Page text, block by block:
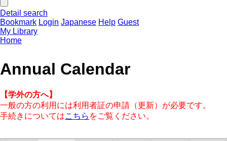
Detail search
Bookmark Login Japanese Help Guest
My Library
Home
Annual Calendar
【学外の方へ】
一般の方の利用には利用者証の申請（更新）が必要です。
手続きについてはこちら をご覧ください。